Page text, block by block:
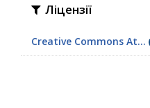
Ліцензії
Creative Commons At...